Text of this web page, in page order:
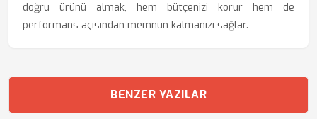
doğru ürünü almak, hem bütçenizi korur hem de
performans açısından memnun kalmanızı sağlar.
BENZER YAZILAR